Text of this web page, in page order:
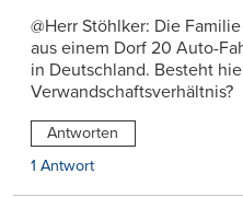
@Herr Stöhlker: Die
aus einem Dorf 20 Auto-
in Deutschland. Besteht
Verwandschaftsverhältnis?
Antworten
1 Antwort